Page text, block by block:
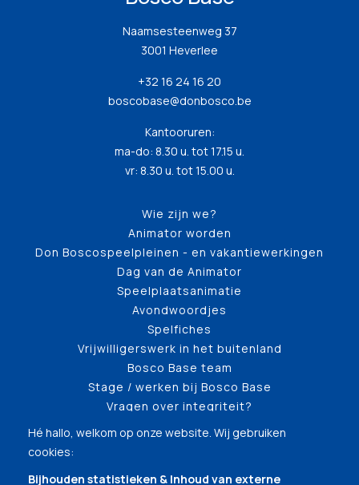
Naamsesteenweg 37
3001 Heverlee
+32 16 24 16 20
boscobase@donbosco.be
Kantooruren:
ma-do: 8.30 u. tot 17.15 u.
vr: 8.30 u. tot 15.00 u.
Wie zijn we?
Animator worden
Don Boscospeelpleinen - en vakantiewerkingen
Dag van de Animator
Speelplaatsanimatie
Avondwoordjes
Spelfiches
Vrijwilligerswerk in het buitenland
Bosco Base team
Stage / werken bij Bosco Base
Vragen over integriteit?
Hé hallo, welkom op onze website. Wij gebruiken
cookies:
Bijhouden statistieken & Inhoud van externe